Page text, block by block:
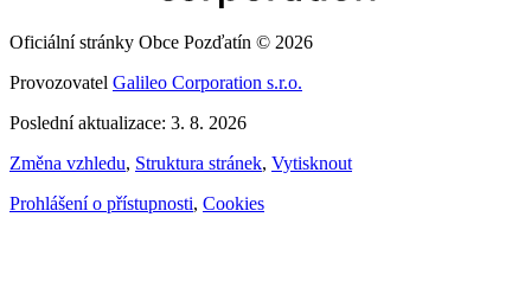
Oficiální stránky Obce Pozďatín © 2026
Provozovatel Galileo Corporation s.r.o.
Poslední aktualizace: 3. 8. 2026
Změna vzhledu, Struktura stránek, Vytisknout
Prohlášení o přístupnosti, Cookies